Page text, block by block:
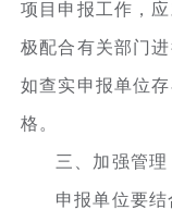
项目申报工作，
极配合有关部门
如查实申报单位
格。
三、加强管
申报单位要